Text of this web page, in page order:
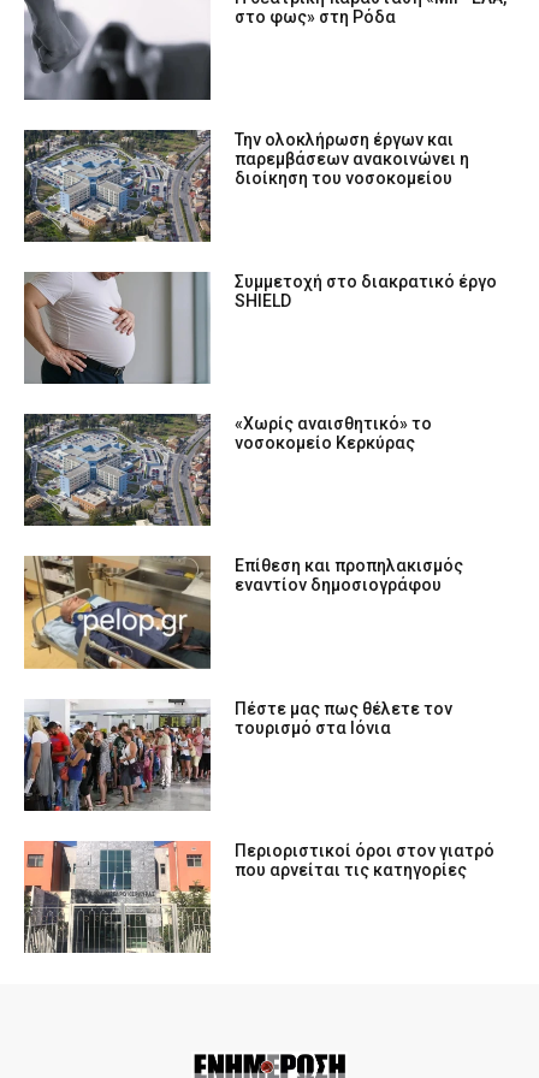
στο φως» στη Ρόδα
Την ολοκλήρωση έργων και
παρεμβάσεων ανακοινώνει η
διοίκηση του νοσοκομείου
Συμμετοχή στο διακρατικό έργο
SHIELD
«Χωρίς αναισθητικό» το
νοσοκομείο Κερκύρας
Επίθεση και προπηλακισμός
εναντίον δημοσιογράφου
Πέστε μας πως θέλετε τον
τουρισμό στα Ιόνια
Περιοριστικοί όροι στον γιατρό
που αρνείται τις κατηγορίες